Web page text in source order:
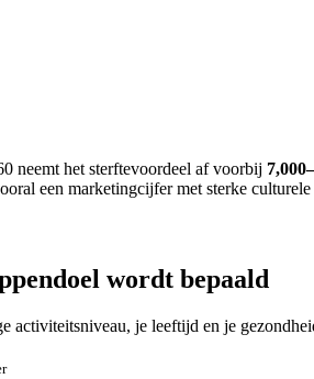
neemt het sterftevoordeel af voorbij
een marketingcijfer met sterke
wordt bepaald
activiteitsniveau, je leeftijd en je